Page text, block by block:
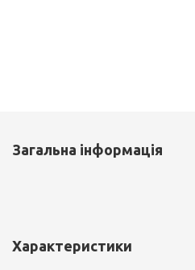
Загальна інформація
Характеристики